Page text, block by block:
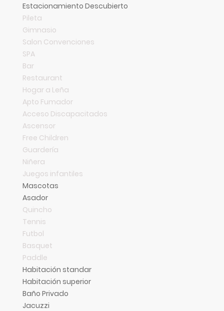
Estacionamiento Descubierto
Pileta
Gimnasio
Salon Convenciones
SPA
Bar
Restaurant
Hogar a Leña
Apto Fumador
Acceso Discapacitados
Ascensor
Free Children
Guardería
Niñera
Juegos infantiles
Mascotas
Asador
Quincho
Tennis
Futbol
Basquet
Paddle
Habitación standar
Habitación superior
Baño Privado
Jacuzzi